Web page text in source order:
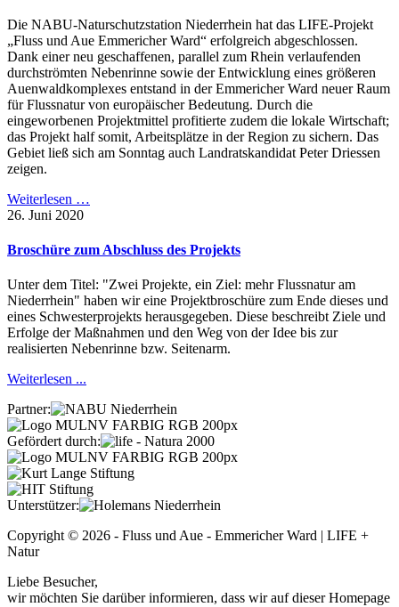
Die NABU-Naturschutzstation Niederrhein hat das LIFE-Projekt
„Fluss und Aue Emmericher Ward“ erfolgreich abgeschlossen.
Dank einer neu geschaffenen, parallel zum Rhein verlaufenden
durchströmten Nebenrinne sowie der Entwicklung eines größeren
Auenwaldkomplexes entstand in der Emmericher Ward neuer Raum
für Flussnatur von europäischer Bedeutung. Durch die
eingeworbenen Projektmittel profitierte zudem die lokale Wirtschaft;
das Projekt half somit, Arbeitsplätze in der Region zu sichern. Das
Gebiet ließ sich am Sonntag auch Landratskandidat Peter Driessen
zeigen.
Weiterlesen …
26. Juni 2020
Broschüre zum Abschluss des Projekts
Unter dem Titel: "Zwei Projekte, ein Ziel: mehr Flussnatur am
Niederrhein" haben wir eine Projektbroschüre zum Ende dieses und
eines Schwesterprojekts herausgegeben. Diese beschreibt Ziele und
Erfolge der Maßnahmen und den Weg von der Idee bis zur
realisierten Nebenrinne bzw. Seitenarm.
Weiterlesen ...
Partner:
Gefördert durch:
Unterstützer:
Copyright © 2026 - Fluss und Aue - Emmericher Ward | LIFE +
Natur
Liebe Besucher,
wir möchten Sie darüber informieren, dass wir auf dieser Homepage